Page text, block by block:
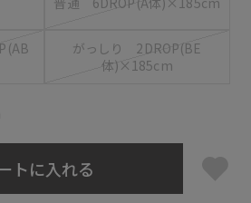
がっしり 2DROP(BE
体)×185cm
トに入れる